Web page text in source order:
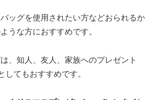
ッグを使用されたい方などおられるか
うな方におすすめです。
、知人、友人、家族へのプレゼント
してもおすすめです。